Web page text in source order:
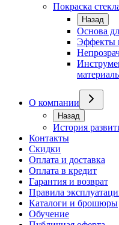
Покраска
Назад
Основа
Эффекты
О компании
Назад
История
Контакты
Скидки
Оплата и доставка
Оплата в кредит
Гарантия и возврат
Правила
Каталоги и брошюры
Обучение